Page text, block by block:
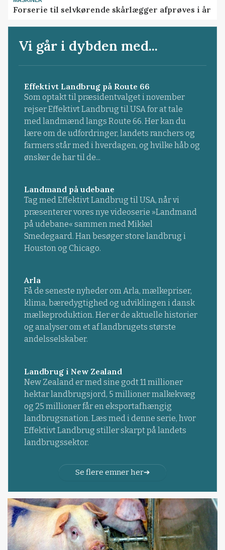
Forserie til selvkørende skårlægger afprøves i år
Vi går i dybden med...
Effektivt Landbrug på Route 66
Som optakt til præsidentvalget i november
rejser Effektivt Landbrug til USA for at tale
med landmænd langs Route 66. Her kan du
lære om de udfordringer, landets ranchers og
farmers står med i hverdagen, og hvilke håb og
ønsker de har til de...
Landmand på udebane
Tag med Effektivt Landbrug til USA, når vi
præsenterer vores nye videoserie »Landmand
på udebane« sammen med Mikkel
Smedegaard. Han besøger store landbrug i
Houston og Chicago.
Arla
Få de seneste nyheder om Arla, mælkepriser,
klima, bæredygtighed og udviklingen i dansk
mælkeproduktion. Her er de aktuelle historier
og analyser om et af landbrugets største
andelsselskaber.
Landbrug i New Zealand
New Zealand er med sine godt 11 millioner
hektar landbrugsjord, 5 millioner malkekvæg
og 25 millioner får en eksportafhængig
landbrugsnation. Læs med i denne serie, hvor
Effektivt Landbrug stiller skarpt på landets
landbrugssektor.
Se flere emner her